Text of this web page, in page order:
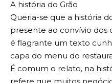
A história do Grão
Queria-se que a história
presente ao convívio dos
é flagrante um texto
capa do menu do
É comum o relato, na